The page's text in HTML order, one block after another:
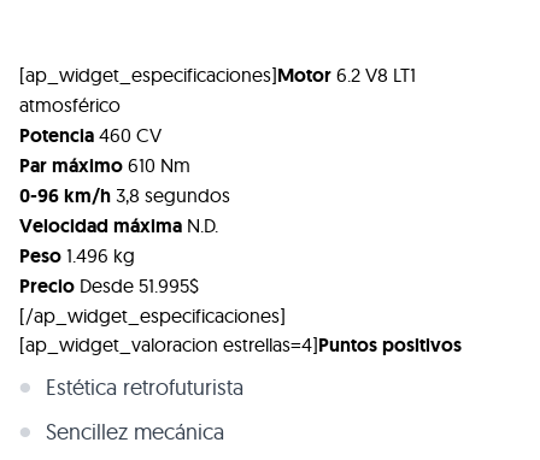
[ap_widget_especificaciones]Motor 6.2 V8 LT1
atmosférico
Potencia 460 CV
Par máximo 610 Nm
0-96 km/h 3,8 segundos
Velocidad máxima N.D.
Peso 1.496 kg
Precio Desde 51.995$
[/ap_widget_especificaciones]
[ap_widget_valoracion estrellas=4]Puntos positivos
Estética retrofuturista
Sencillez mecánica